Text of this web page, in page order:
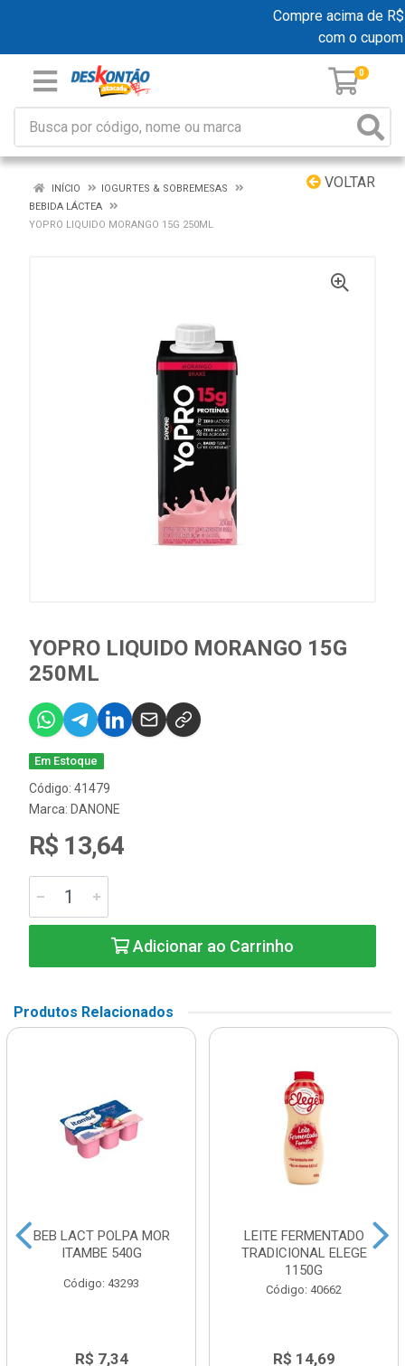
Compre acima de
com o cupom
0
VOLTAR
INÍCIO
IOGURTES & SOBREMESAS
BEBIDA LÁCTEA
YOPRO LIQUIDO MORANGO 15G 250ML
YOPRO LIQUIDO MORANGO 15G
250ML
Em Estoque
Código: 41479
Marca: DANONE
R$ 13,64
Adicionar ao Carrinho
Produtos Relacionados
BEB LACT POLPA MOR
ITAMBE 540G
Código: 43293
R$ 7,34
LEITE FERMENTADO
TRADICIONAL ELEGE
1150G
Código: 40662
R$ 14,69